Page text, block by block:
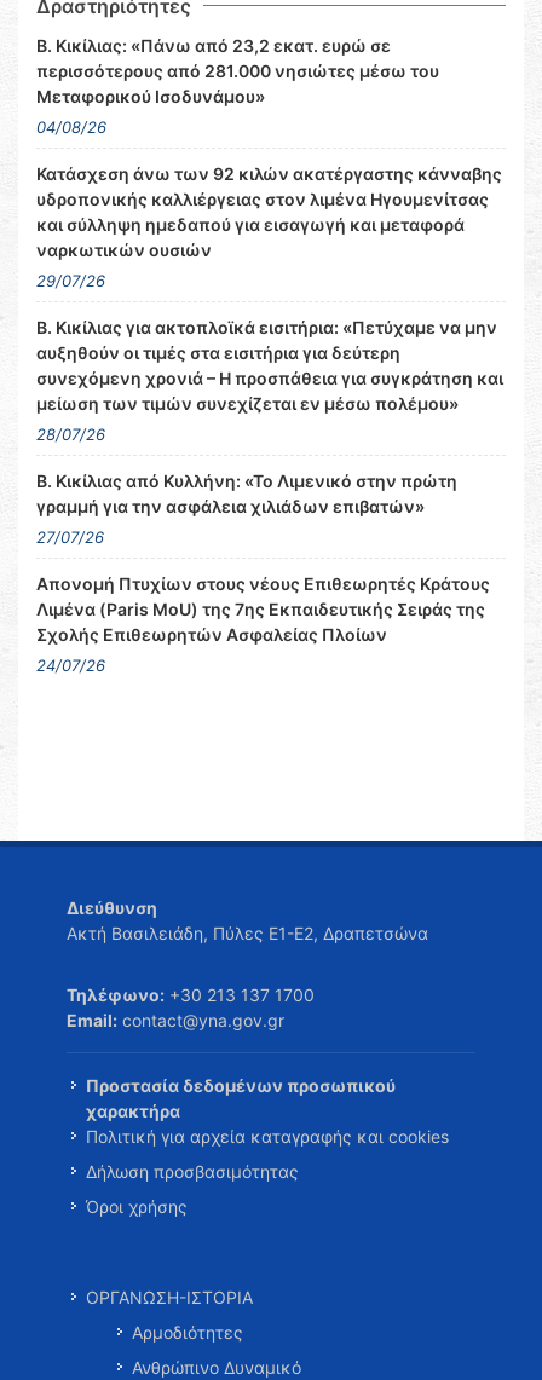
Δραστηριότητες
Β. Κικίλιας: «Πάνω από 23,2 εκατ. ευρώ σε
περισσότερους από 281.000 νησιώτες μέσω του
Μεταφορικού Ισοδυνάμου»
04/08/26
Κατάσχεση άνω των 92 κιλών ακατέργαστης κάνναβης
υδροπονικής καλλιέργειας στον λιμένα Ηγουμενίτσας
και σύλληψη ημεδαπού για εισαγωγή και μεταφορά
ναρκωτικών ουσιών
29/07/26
Β. Κικίλιας για ακτοπλοϊκά εισιτήρια: «Πετύχαμε να μην
αυξηθούν οι τιμές στα εισιτήρια για δεύτερη
συνεχόμενη χρονιά – Η προσπάθεια για συγκράτηση και
μείωση των τιμών συνεχίζεται εν μέσω πολέμου»
28/07/26
Β. Κικίλιας από Κυλλήνη: «Το Λιμενικό στην πρώτη
γραμμή για την ασφάλεια χιλιάδων επιβατών»
27/07/26
Απονομή Πτυχίων στους νέους Επιθεωρητές Κράτους
Λιμένα (Paris MoU) της 7ης Εκπαιδευτικής Σειράς της
Σχολής Επιθεωρητών Ασφαλείας Πλοίων
24/07/26
Διεύθυνση
Ακτή Βασιλειάδη, Πύλες Ε1-Ε2, Δραπετσώνα
Τηλέφωνο: +30 213 137 1700
Email: contact@yna.gov.gr
Προστασία δεδομένων προσωπικού
χαρακτήρα
Πολιτική για αρχεία καταγραφής και cookies
Δήλωση προσβασιμότητας
Όροι χρήσης
ΟΡΓΑΝΩΣΗ-ΙΣΤΟΡΙΑ
Αρμοδιότητες
Ανθρώπινο Δυναμικό